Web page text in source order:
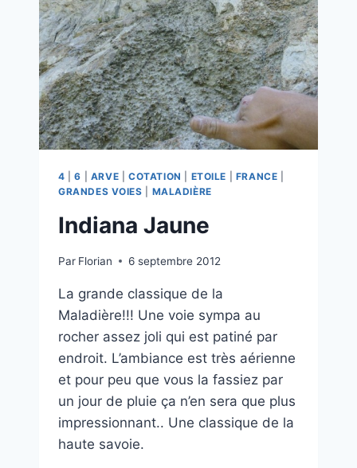
4 |6 ARVE COTATION ETOILE FRANCE
GRANDES VOIES
MALADIÈRE
Indiana Jaune
Par Florian 6 septembre 2012
La grande classique de la
Maladière!!! Une voie sympa au
rocher assez joli qui est patiné par
endroit. L’ambiance est très aérienne
et pour peu que vous la fassiez par
un jour de pluie ça n’en sera que plus
impressionnant.. Une classique de la
haute savoie.